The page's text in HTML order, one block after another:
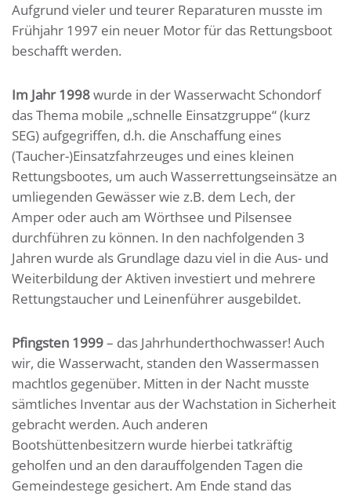
Aufgrund vieler und teurer Reparaturen musste im
Frühjahr 1997 ein neuer Motor für das Rettungsboot
beschafft werden.
Im Jahr 1998wurde in der Wasserwacht Schondorf
das Thema mobile „schnelle Einsatzgruppe“ (kurz
SEG) aufgegriffen, d.h. die Anschaffung eines
(Taucher-)Einsatzfahrzeuges und eines kleinen
Rettungsbootes, um auch Wasserrettungseinsätze an
umliegenden Gewässer wie z.B. dem Lech, der
Amper oder auch am Wörthsee und Pilsensee
durchführen zu können. In den nachfolgenden 3
Jahren wurde als Grundlage dazu viel in die Aus- und
Weiterbildung der Aktiven investiert und mehrere
Rettungstaucher und Leinenführer ausgebildet.
Pfingsten 1999– das Jahrhunderthochwasser! Auch
wir, die Wasserwacht, standen den Wassermassen
machtlos gegenüber. Mitten in der Nacht musste
sämtliches Inventar aus der Wachstation in Sicherheit
gebracht werden. Auch anderen
Bootshüttenbesitzern wurde hierbei tatkräftig
geholfen und an den darauffolgenden Tagen die
Gemeindestege gesichert. Am Ende stand das